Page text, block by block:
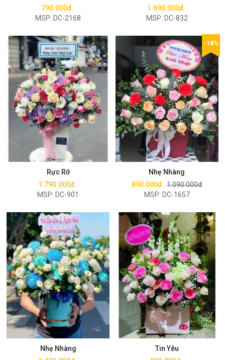
790.000đ
MSP: DC-2168
1.690.000đ
MSP: DC-832
Rực Rỡ
1.790.000đ
MSP: DC-901
Mua ngay
Nhẹ Nhàng
890.000đ 1.090.000đ
MSP: DC-1657
-18%
Mua ngay
Nhẹ Nhàng
Mua ngay
Tin Yêu
Mua ngay